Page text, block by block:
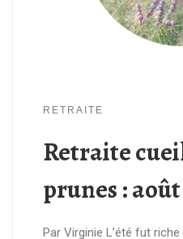
RETRAITE
Retraite
prunes : août
Par Virginie L’été fut